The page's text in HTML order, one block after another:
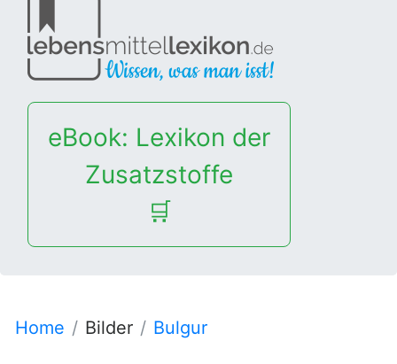
eBook: Lexikon der
Zusatzstoffe
🛒
Home Bilder Bulgur